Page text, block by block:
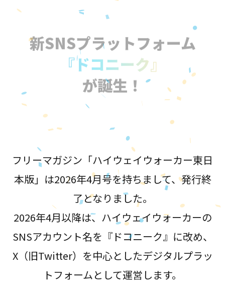
新SNSプラットフォーム
『ドコニーク』
が誕生！
フリーマガジン「ハイウェイウォーカー東日
本版」は2026年4月号を持ちまして、発行終
了となりました。
2026年4月以降は、ハイウェイウォーカーの
SNSアカウント名を『ドコニーク』に改め、
X（旧Twitter）を中心としたデジタルプラッ
トフォームとして運営します。